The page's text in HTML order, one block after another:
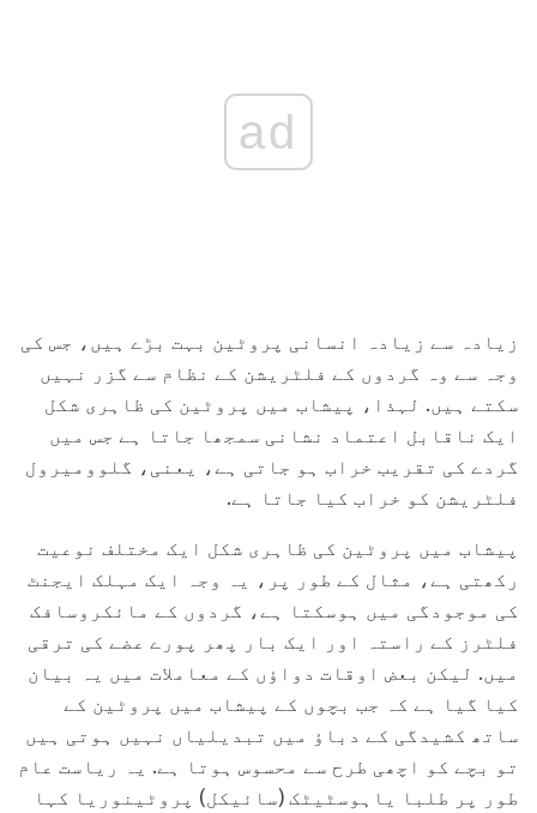
ad
زیادہ سے زیادہ انسانی پروٹین بہت بڑے ہیں، جس کی
وجہ سے وہ گردوں کے فلٹریشن کے نظام سے گزر نہیں
سکتے ہیں. لہذا، پیشاب میں پروٹین کی ظاہری شکل
ایک ناقابل اعتماد نشانی سمجھا جاتا ہے جس میں
گردے کی تقریب خراب ہو جاتی ہے، یعنی، گلوومیرول
فلٹریشن کو خراب کیا جاتا ہے.
پیشاب میں پروٹین کی ظاہری شکل ایک مختلف نوعیت
رکھتی ہے، مثال کے طور پر، یہ وجہ ایک مہلک ایجنٹ
کی موجودگی میں ہوسکتا ہے، گردوں کے مائکروسافک
فلٹرز کے راستہ اور ایک بار پھر پورے عضے کی ترقی
میں. لیکن بعض اوقات دواؤں کے معاملات میں یہ بیان
کیا گیا ہے کہ جب بچوں کے پیشاب میں پروٹین کے
ساتھ کشیدگی کے دباؤ میں تبدیلیاں نہیں ہوتی ہیں
تو بچے کو اچھی طرح سے محسوس ہوتا ہے. یہ ریاست عام
طور پر طلبا یاہوسٹیٹک (سائیکل) پروٹینوریا کہا